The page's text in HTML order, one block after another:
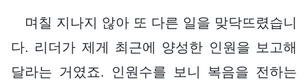
며칠 지나지 않아 또 다른 일을 맞닥뜨렸습니
다. 리더가 제게 최근에 양성한 인원을 보고해
달라는 거였죠. 인원수를 보니 복음을 전하는